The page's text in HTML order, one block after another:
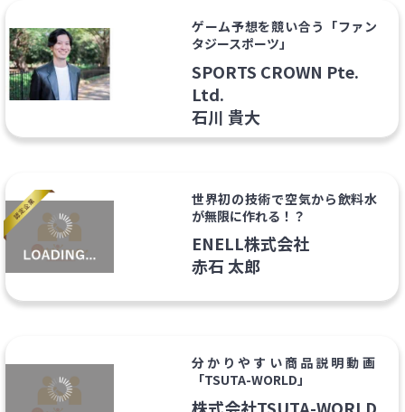
ゲーム予想を競い合う「ファン
タジースポーツ」
SPORTS CROWN Pte.
Ltd.
石川 貴大
世界初の技術で空気から飲料水
が無限に作れる！？
ENELL株式会社
赤石 太郎
分かりやすい商品説明動画
「TSUTA-WORLD」
株式会社TSUTA-WORLD